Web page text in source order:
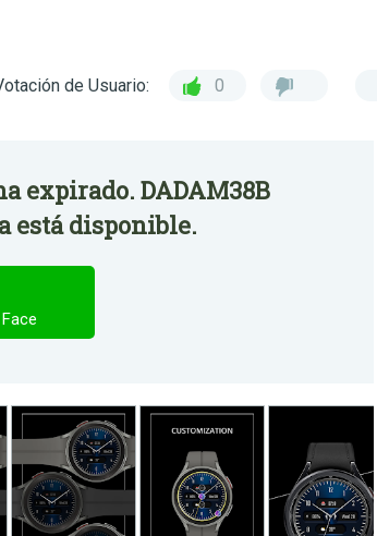
de Usuario: 0
expirado. DADAM38B
está disponible.